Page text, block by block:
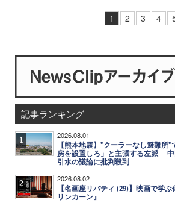
1 2 3 4
記事ランキング
1 2026.08.01
【熊本地震】"クーラーなし避難所
房を設置しろ」と主張する左派 ─
引水の議論に批判殺到
2 2026.08.02
【名画座リバティ (29)】映画で学
リンカーン』